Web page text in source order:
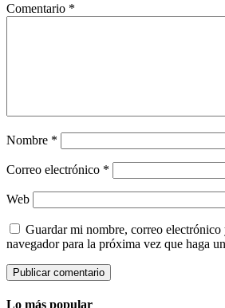
Comentario *
Nombre *
Correo electrónico *
Web
Guardar mi nombre, correo electrónico
navegador para la próxima vez que haga
Lo más popular